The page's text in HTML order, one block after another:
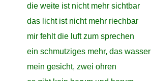
die weite ist nicht mehr sichtbar
das licht ist nicht mehr riechbar
mir fehlt die luft zum sprechen
ein schmutziges mehr, das wasser
mein gesicht, zwei ohren